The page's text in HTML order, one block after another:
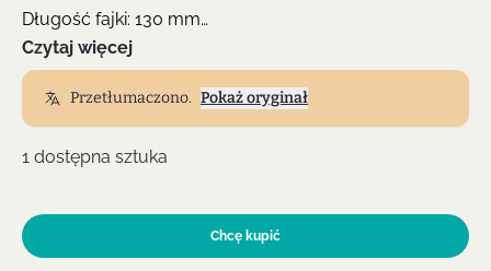
Długość fajki: 130 mm
Wysokość fajki z ustnikiem: 75 mm
Waga: 86 g
Wykończenie: polerowane na wysoki połysk, pierścień
Czytaj więcej
Przetłumaczono. Pokaż oryginał
1 dostępna sztuka
Chcę kupić